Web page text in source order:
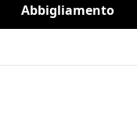
Abbigliamento